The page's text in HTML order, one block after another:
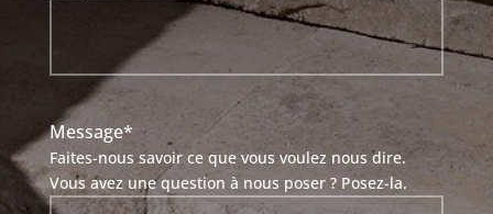
Message*
Faites-nous savoir ce que vous voulez nous dire.
Vous avez une question à nous poser ? Posez-la.